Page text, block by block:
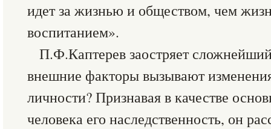
идет за жизнью и обществом, чем
воспитанием».
П.Ф.Каптерев заостряет
внешние факторы вызывают
личности? Признавая в качестве
человека его наследственность, он